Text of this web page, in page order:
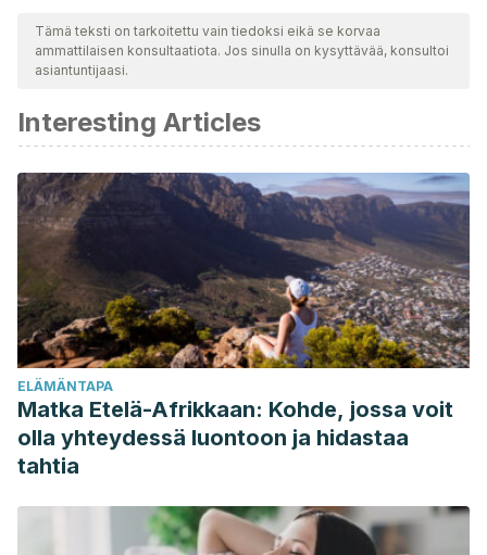
Tämä teksti on tarkoitettu vain tiedoksi eikä se korvaa
ammattilaisen konsultaatiota. Jos sinulla on kysyttävää, konsultoi
asiantuntijaasi.
Interesting Articles
ELÄMÄNTAPA
Matka Etelä-Afrikkaan: Kohde, jossa voit
olla yhteydessä luontoon ja hidastaa
tahtia